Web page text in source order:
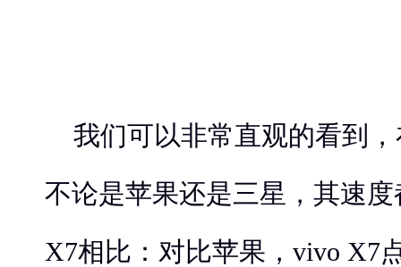
我们可以非常直观的看到
不论是苹果还是三星，其速
X7相比：对比苹果，vivo X7